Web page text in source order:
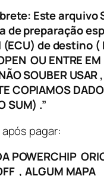
Este arquivo
de preparação
de destino (
OU ENTRE EM
SOUBER USAR ,
COPIAMOS
SUM) .”
pagar:
POWERCHIP
, ALGUM MAPA